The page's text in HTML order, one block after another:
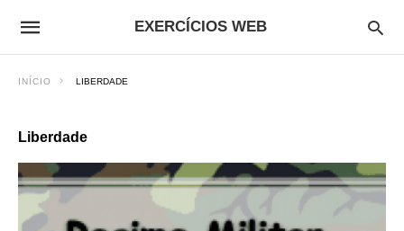
EXERCÍCIOS WEB
INÍCIO LIBERDADE
Liberdade